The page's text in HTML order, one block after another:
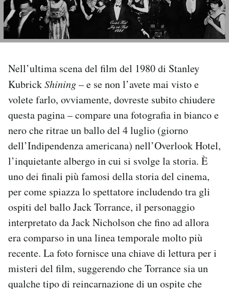
I MIEI PREFERITI
CALENDARIO
AREA PERSONALE
Newsletter
Notifiche mobile
Regala il Post
Hai bisogno di aiuto?
Esci
Nell’ultima scena del film del 1980 di Stanley
KubrickShining– e se non l’avete mai visto e
volete farlo, ovviamente, dovreste subito chiudere
questa pagina – compare una fotografia in bianco e
nero che ritrae un ballo del 4 luglio (giorno
dell’Indipendenza americana) nell’Overlook Hotel,
l’inquietante albergo in cui si svolge la storia. È
uno dei finali più famosi della storia del cinema,
per come spiazza lo spettatore includendo tra gli
ospiti del ballo Jack Torrance, il personaggio
interpretato da Jack Nicholson che fino ad allora
era comparso in una linea temporale molto più
recente. La foto fornisce una chiave di lettura per i
misteri del film, suggerendo che Torrance sia un
qualche tipo di reincarnazione di un ospite che